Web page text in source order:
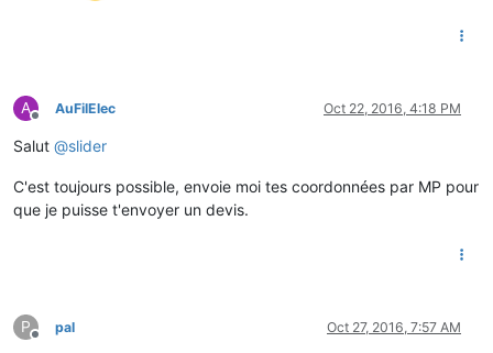
A
Offline
AuFilElec Oct 22, 2016, 4:18 PM
Salut @slider
C'est toujours possible, envoie moi tes coordonnées par MP pour
que je puisse t'envoyer un devis.
P
Offline
pal Oct 27, 2016, 7:57 AM